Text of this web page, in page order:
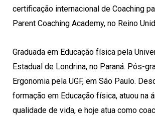
certificação internacional de Coaching
Parent Coaching Academy, no Reino
Graduada em Educação física pela
Estadual de Londrina, no Paraná. Pós-
Ergonomia pela UGF, em São Paulo.
formação em Educação física, atuou na
qualidade de vida, e hoje atua como